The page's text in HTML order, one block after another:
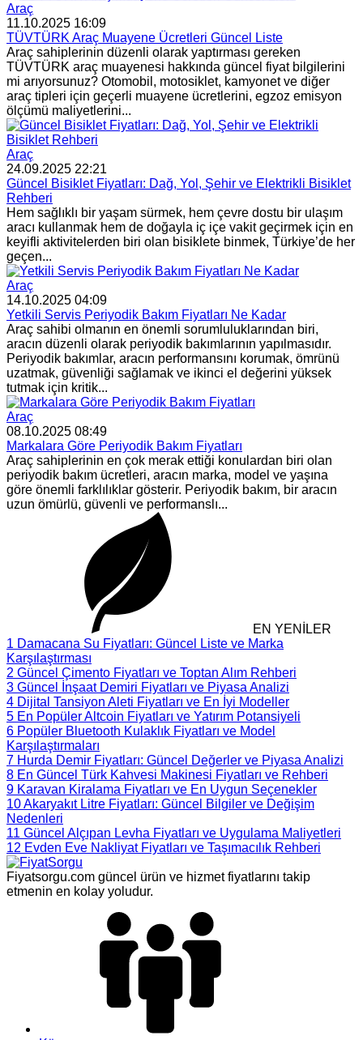
Araç
11.10.2025 16:09
TÜVTÜRK Araç Muayene Ücretleri Güncel Liste
Araç sahiplerinin düzenli olarak yaptırması gereken
TÜVTÜRK araç muayenesi hakkında güncel fiyat bilgilerini
mi arıyorsunuz? Otomobil, motosiklet, kamyonet ve diğer
araç tipleri için geçerli muayene ücretlerini, egzoz emisyon
ölçümü maliyetlerini...
Araç
24.09.2025 22:21
Güncel Bisiklet Fiyatları: Dağ, Yol, Şehir ve Elektrikli Bisiklet
Rehberi
Hem sağlıklı bir yaşam sürmek, hem çevre dostu bir ulaşım
aracı kullanmak hem de doğayla iç içe vakit geçirmek için en
keyifli aktivitelerden biri olan bisiklete binmek, Türkiye’de her
geçen...
Araç
14.10.2025 04:09
Yetkili Servis Periyodik Bakım Fiyatları Ne Kadar
Araç sahibi olmanın en önemli sorumluluklarından biri,
aracın düzenli olarak periyodik bakımlarının yapılmasıdır.
Periyodik bakımlar, aracın performansını korumak, ömrünü
uzatmak, güvenliği sağlamak ve ikinci el değerini yüksek
tutmak için kritik...
Araç
08.10.2025 08:49
Markalara Göre Periyodik Bakım Fiyatları
Araç sahiplerinin en çok merak ettiği konulardan biri olan
periyodik bakım ücretleri, aracın marka, model ve yaşına
göre önemli farklılıklar gösterir. Periyodik bakım, bir aracın
uzun ömürlü, güvenli ve performanslı...
EN YENİLER
1 Damacana Su Fiyatları: Güncel Liste ve Marka
Karşılaştırması
2 Güncel Çimento Fiyatları ve Toptan Alım Rehberi
3 Güncel İnşaat Demiri Fiyatları ve Piyasa Analizi
4 Dijital Tansiyon Aleti Fiyatları ve En İyi Modeller
5 En Popüler Altcoin Fiyatları ve Yatırım Potansiyeli
6 Popüler Bluetooth Kulaklık Fiyatları ve Model
Karşılaştırmaları
7 Hurda Demir Fiyatları: Güncel Değerler ve Piyasa Analizi
8 En Güncel Türk Kahvesi Makinesi Fiyatları ve Rehberi
9 Karavan Kiralama Fiyatları ve En Uygun Seçenekler
10Akaryakıt Litre Fiyatları: Güncel Bilgiler ve Değişim
Nedenleri
11 Güncel Alçıpan Levha Fiyatları ve Uygulama Maliyetleri
12 Evden Eve Nakliyat Fiyatları ve Taşımacılık Rehberi
Fiyatsorgu.com güncel ürün ve hizmet fiyatlarını takip
etmenin en kolay yoludur.